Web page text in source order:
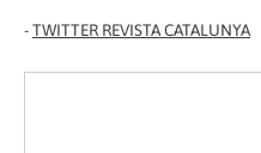
-TWITTER REVISTA CATALUNYA